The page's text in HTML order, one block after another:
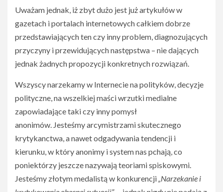
Uważam jednak, iż zbyt dużo jest już artykułów w
gazetach i portalach internetowych całkiem dobrze
przedstawiających ten czy inny problem, diagnozujących
przyczyny i przewidujących następstwa – nie dających
jednak żadnych propozycji konkretnych rozwiązań.
Wszyscy narzekamy w Internecie na polityków, decyzje
polityczne, na wszelkiej maści wrzutki medialne
zapowiadające taki czy inny pomysł
anonimów. Jesteśmy arcymistrzami skutecznego
krytykanctwa, a nawet odgadywania tendencji i
kierunku, w który anonimy i system nas pchają, co
poniektórzy jeszcze nazywają teoriami spiskowymi.
Jesteśmy złotym medalistą w konkurencji„Narzekanie i